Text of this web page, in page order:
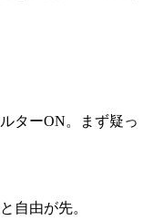
ターON。まず疑っ
自由が先。